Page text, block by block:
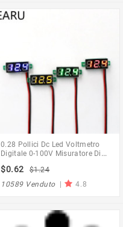
0.28 Pollici Dc Led Voltmetro
Digitale 0-100V Misuratore Di
Tester Di Tensione Di Potenza
Rivelatore 12V Rosso Verde Blu
Giallo
$0.62
$1.24
10589 Venduto | 4.8